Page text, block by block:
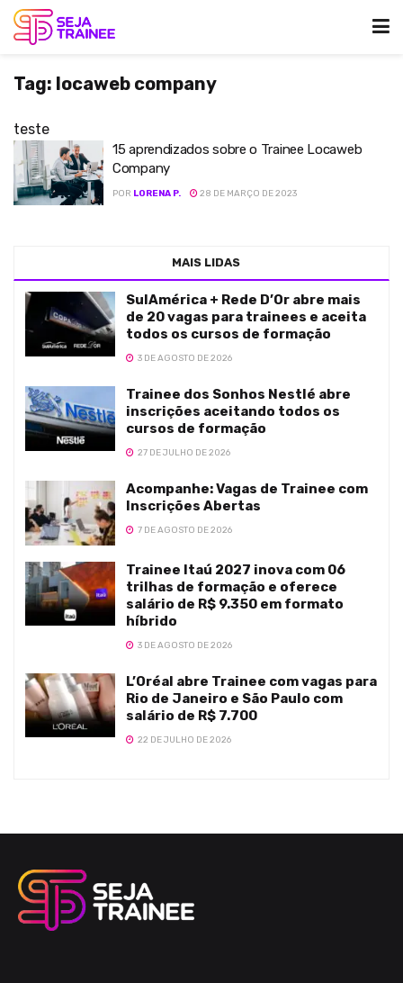
Tag: locaweb company
teste
15 aprendizados sobre o Trainee Locaweb
Company
POR LORENA P. 28 DE MARÇO DE 2023
MAIS LIDAS
SulAmérica + Rede D’Or abre mais
de 20 vagas para trainees e aceita
todos os cursos de formação
3 DE AGOSTO DE 2026
Trainee dos Sonhos Nestlé abre
inscrições aceitando todos os
cursos de formação
27 DE JULHO DE 2026
Acompanhe: Vagas de Trainee com
Inscrições Abertas
7 DE AGOSTO DE 2026
Trainee Itaú 2027 inova com 06
trilhas de formação e oferece
salário de R$ 9.350 em formato
híbrido
3 DE AGOSTO DE 2026
L’Oréal abre Trainee com vagas para
Rio de Janeiro e São Paulo com
salário de R$ 7.700
22 DE JULHO DE 2026